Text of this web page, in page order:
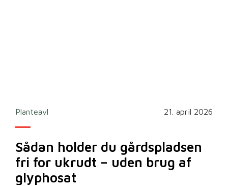
Planteavl 21. april 2026
Sådan holder du gårdspladsen
fri for ukrudt – uden brug af
glyphosat